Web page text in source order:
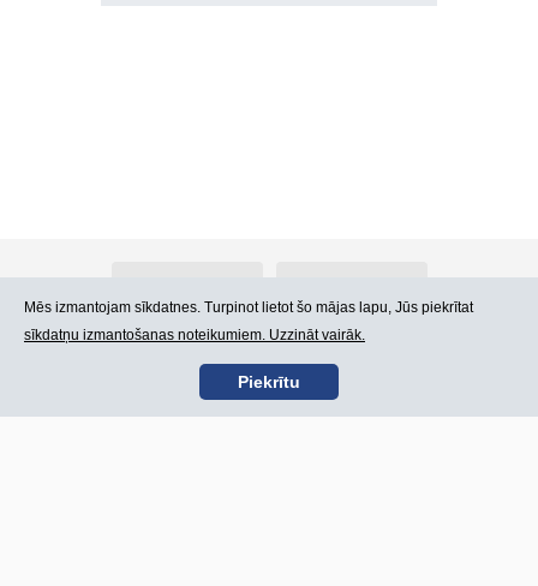
Kontakti Lietošanas noteikumi
Mēs izmantojam sīkdatnes. Turpinot lietot šo mājas lapu, Jūs piekrītat
sīkdatņu izmantošanas noteikumiem. Uzzināt vairāk.
Piekrītu